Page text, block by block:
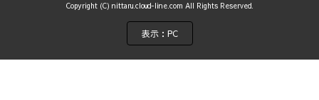
Copyright (C) nittaru.cloud-line.com All Rights Reserved.
表示：PC